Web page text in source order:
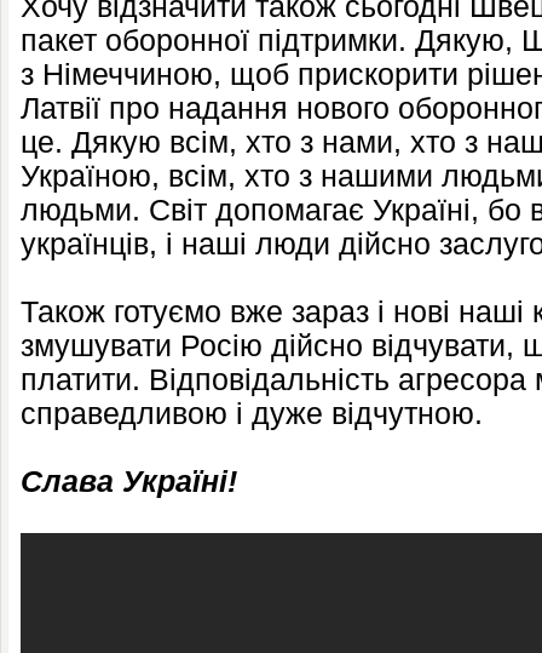
Хочу відзначити також сьогодні
пакет оборонної підтримки. Дякую,
з Німеччиною, щоб прискорити
Латвії про надання нового
це. Дякую всім, хто з нами, хто з
Україною, всім, хто з нашими
людьми. Світ допомагає Україні, бо
українців, і наші люди дійсно
Також готуємо вже зараз і нові наші
змушувати Росію дійсно відчувати,
платити. Відповідальність
справедливою і дуже відчутною.
Слава Україні!